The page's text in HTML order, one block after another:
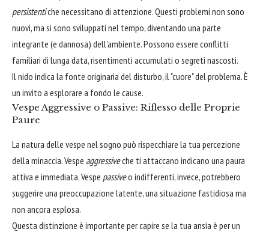
persistentiche necessitano di attenzione. Questi problemi non sono
nuovi, ma si sono sviluppati nel tempo, diventando una parte
integrante (e dannosa) dell'ambiente. Possono essere conflitti
familiari di lunga data, risentimenti accumulati o segreti nascosti.
Il nido indica la fonte originaria del disturbo, il "cuore" del problema. È
un invito a esplorare a fondo le cause.
Vespe Aggressive o Passive: Riflesso delle Proprie
Paure
La natura delle vespe nel sogno può rispecchiare la tua percezione
della minaccia. Vespe aggressiveche ti attaccano indicano una paura
attiva e immediata. Vespe passiveo indifferenti, invece, potrebbero
suggerire una preoccupazione latente, una situazione fastidiosa ma
non ancora esplosa.
Questa distinzione è importante per capire se la tua ansia è per un